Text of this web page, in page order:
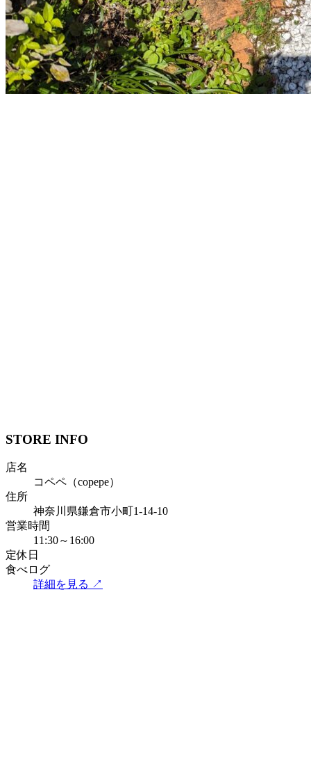
STORE INFO
店名
コペペ（copepe）
住所
神奈川県鎌倉市小町1-14-10
営業時間
11:30～16:00
定休日
食べログ
詳細を見る ↗︎